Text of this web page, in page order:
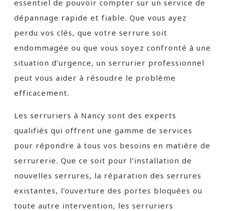
essentiel de pouvoir compter sur un service de
dépannage rapide et fiable. Que vous ayez
perdu vos clés, que votre serrure soit
endommagée ou que vous soyez confronté à une
situation d’urgence, un serrurier professionnel
peut vous aider à résoudre le problème
efficacement.
Les serruriers à Nancy sont des experts
qualifiés qui offrent une gamme de services
pour répondre à tous vos besoins en matière de
serrurerie. Que ce soit pour l’installation de
nouvelles serrures, la réparation des serrures
existantes, l’ouverture des portes bloquées ou
toute autre intervention, les serruriers